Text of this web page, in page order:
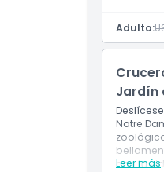
Código de
Política de
Adulto:
Jardín
Notre
con la
Leer más